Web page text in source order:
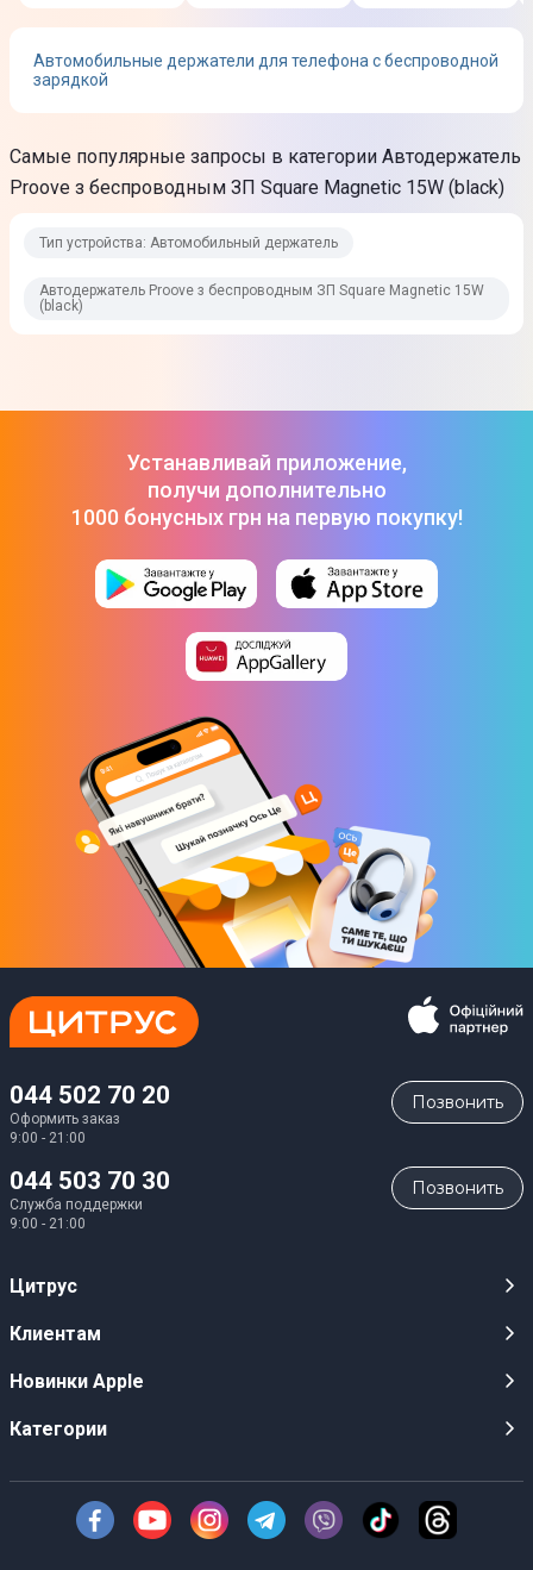
Автомобильные держатели для телефона с беспроводной
зарядкой
Самые популярные запросы в категории Автодержатель
Proove з беспроводным ЗП Square Magnetic 15W (black)
Тип устройства: Автомобильный держатель
Автодержатель Proove з беспроводным ЗП Square Magnetic 15W
(black)
Устанавливай приложение,
получи дополнительно
1000 бонусных грн на первую покупку!
044 502 70 20
Оформить заказ
9:00 - 21:00
Позвонить
044 503 70 30
Служба поддержки
9:00 - 21:00
Позвонить
Цитрус
Карьера
Оптовым клиентам
О Компании
Клиентам
Публичные оферты
Инструкции и прошивки
Доставка
Новинки Apple
iPhone 17
iPhone Air
Категории
Техника Apple
Смартфоны